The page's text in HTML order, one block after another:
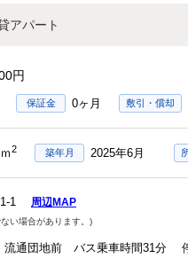
アパート
円
保証金 0ヶ月 敷引・償却
2 築年月 2025年6月
1 周辺MAP
い場合があります。)
流通団地前 バス乗車時間31分